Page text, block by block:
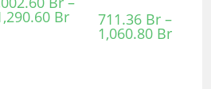
Br 711.36 Br –
1,060.80 Br